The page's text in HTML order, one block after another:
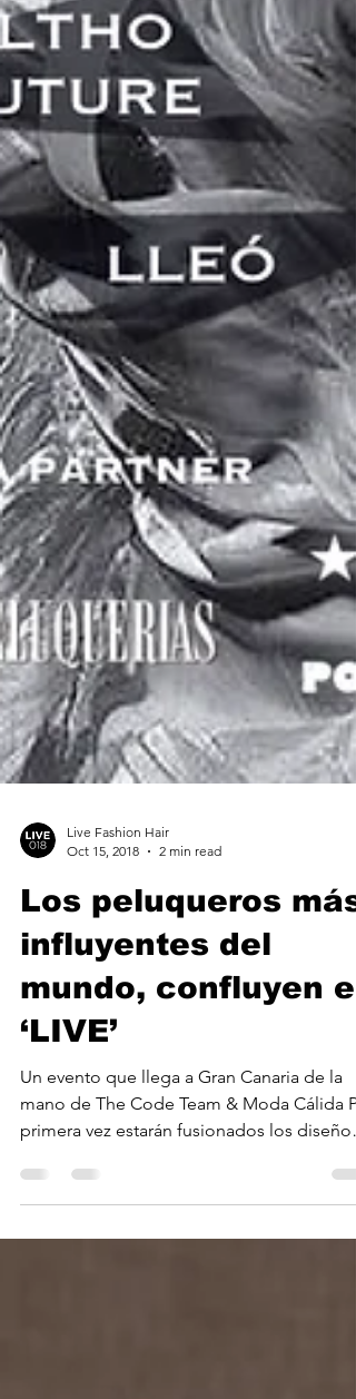
Live Fashion Hair
Oct 15, 2018
2 min read
Los peluqueros más
influyentes del
mundo, confluyen
‘LIVE’
Un evento que llega a Gran Canaria de la
mano de The Code Team & Moda Cálida
primera vez estarán fusionados los diseños